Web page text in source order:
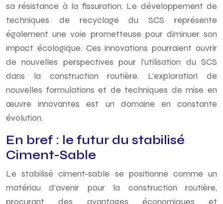
sa résistance à la fissuration. Le développement de
techniques de recyclage du SCS représente
également une voie prometteuse pour diminuer son
impact écologique. Ces innovations pourraient ouvrir
de nouvelles perspectives pour l’utilisation du SCS
dans la construction routière. L’exploration de
nouvelles formulations et de techniques de mise en
œuvre innovantes est un domaine en constante
évolution.
En bref : le futur du stabilisé
Ciment-Sable
Le stabilisé ciment-sable se positionne comme un
matériau d’avenir pour la construction routière,
procurant des avantages économiques et